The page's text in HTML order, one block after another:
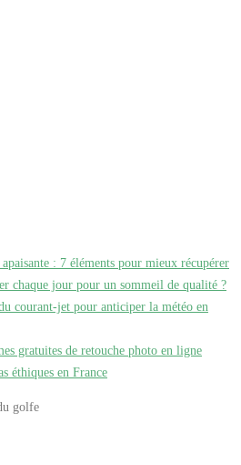
: 7 éléments pour mieux récupérer
chaque jour pour un sommeil de qualité ?
courant-jet pour anticiper la météo en
gratuites de retouche photo en ligne
éthiques en France
golfe